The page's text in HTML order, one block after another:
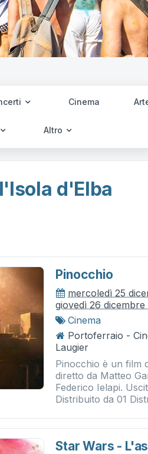
Cinema
Altro
d'Elba
Pinocchio
mercoledì 25
giovedì 26 dicembre
Cinema
Portoferraio -
Laugier
Pinocchio è un film
diretto da Matteo
Federico Ielapi.
Distribuito da 01
Star Wars -